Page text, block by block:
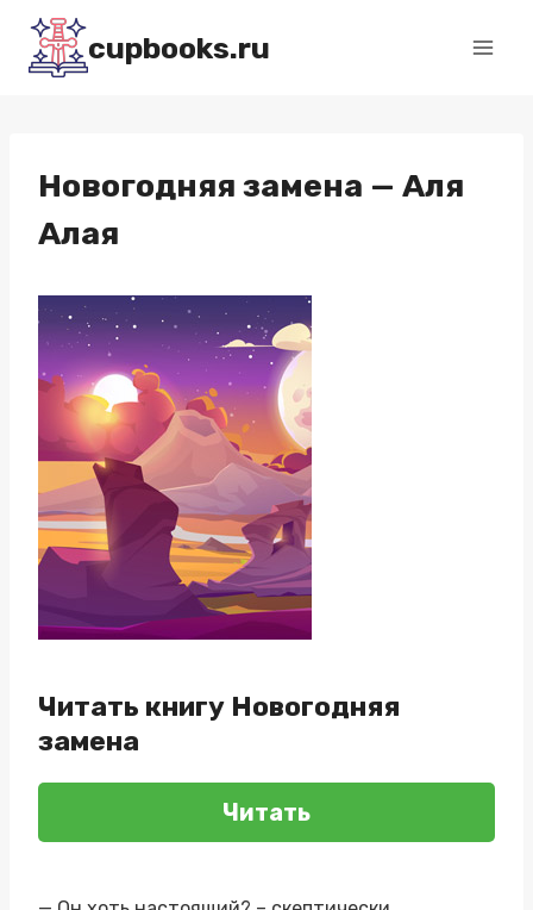
Перейти
содержимому
cupbooks.ru
Новогодняя замена — Аля
Алая
Читать книгу Новогодняя
замена
Читать